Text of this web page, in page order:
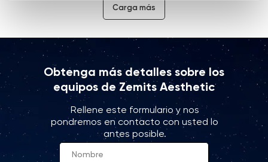
Carga más
Obtenga más detalles sobre los
equipos de Zemits Aesthetic
Rellene este formulario y nos
pondremos en contacto con usted lo
antes posible.